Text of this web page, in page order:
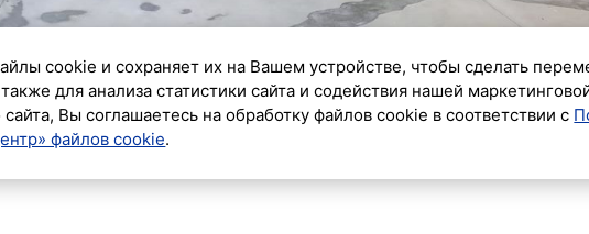
cookie и сохраняет их на Вашем устройстве, чтобы сделать
для анализа статистики сайта и содействия нашей
Вы соглашаетесь на обработку файлов cookie в соответствии с
файлов cookie.